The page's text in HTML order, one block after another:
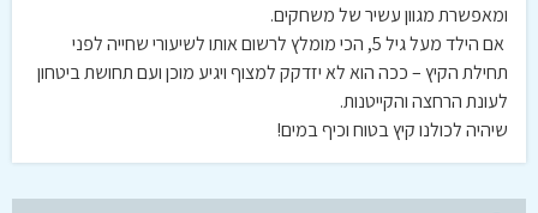
ומאפשרת מגוון עשיר של משחקים.
אם הילד מעל גיל 5, הכי מומלץ לרשום אותו לשיעורי שחייה לפני
תחילת הקיץ – ככה הוא לא יזדקק למצוף ויגיע מוכן ועם תחושת ביטחון
לעונת הרחצה והקייטנות.
שיהיה לכולנו קיץ בטוח וכיף במים!